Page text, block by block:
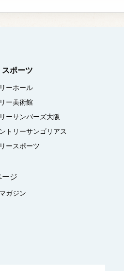
ポーツ
ーホール
ー美術館
ーサンバーズ大阪
トリーサンゴリアス
ースポーツ
ージ
ガジン